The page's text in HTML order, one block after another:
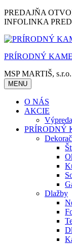
Skip
to
PREDAJŇA
INFOLINKA
PRÍRODNÝ
MSP MARTIŠ, s.r.o.
MENU
O NÁS
AKCIE
PRÍRODNÝ
Dlažby